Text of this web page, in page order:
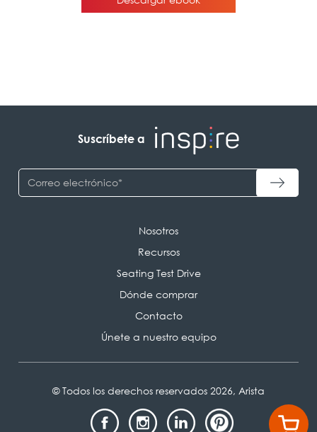
Suscríbete a
Nosotros
Recursos
Seating Test Drive
Dónde comprar
Contacto
Únete a nuestro equipo
© Todos los derechos reservados 2026, Arista